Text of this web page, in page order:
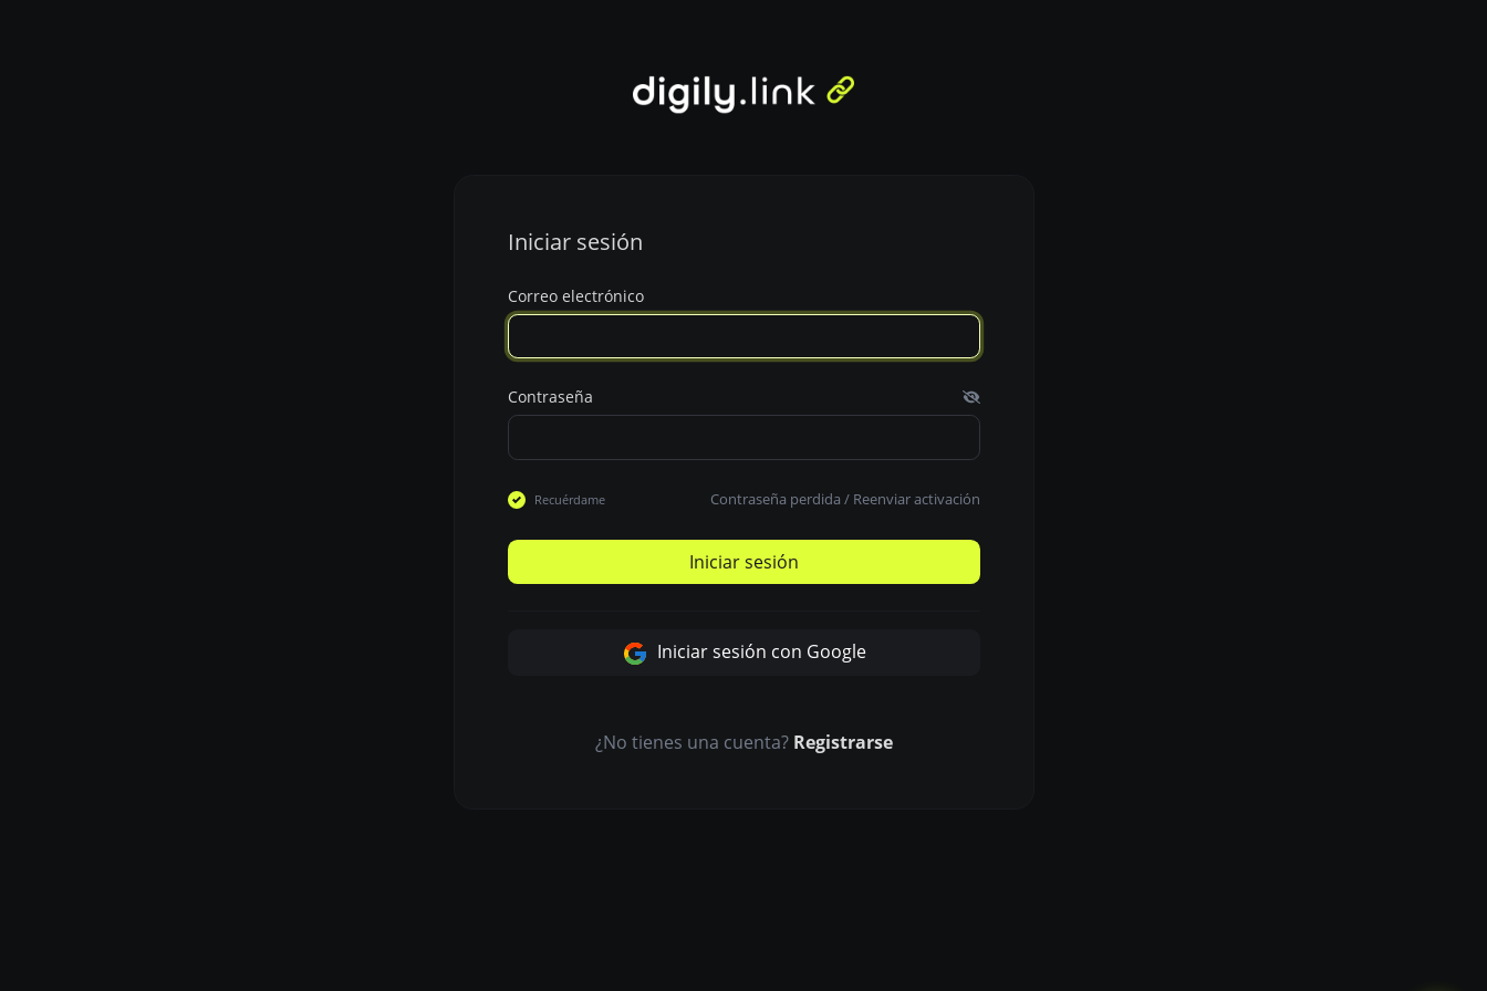
Iniciar sesión
Correo electrónico
Contraseña
Recuérdame Contraseña perdida / Reenviar activación
Iniciar sesión
Iniciar sesión con Google
¿No tienes una cuenta? Registrarse